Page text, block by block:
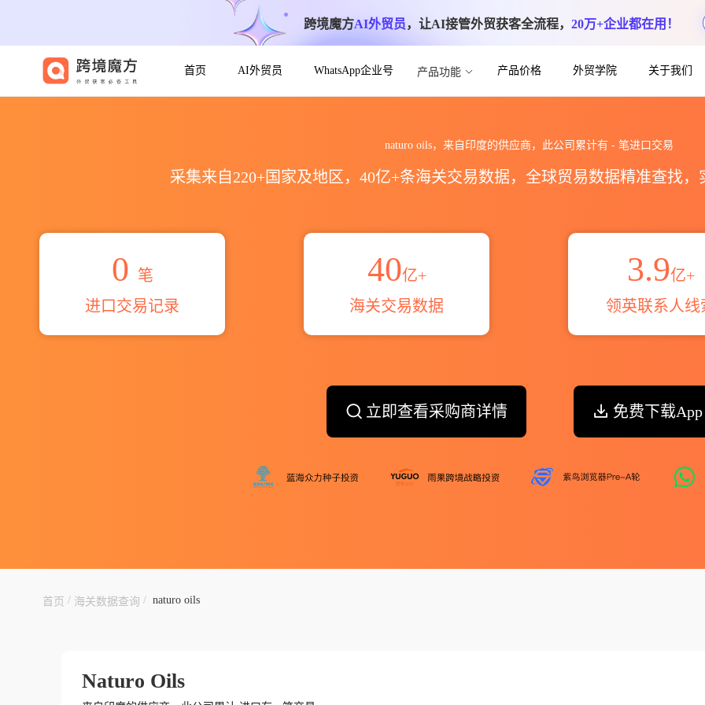
跨境魔方AI外贸员，让AI接管外贸获客全流程， 20万+企业都在用！
首页 AI外贸员 WhatsApp企业号 产品功能 产品价格 外贸学院 关于我们
naturo oils，来自印度的供应商，此公司累计有 -笔进口交易
采集来自220+国家及地区，40亿+条海关交易数据，全球贸易数据精准查找
0 笔
进口交易记录
40亿+
海关交易数据
3.9亿+
领英联系人线
立即查看采购商详情 免费下载App
首页 / 海关数据查询 / naturo oils
Naturo Oils